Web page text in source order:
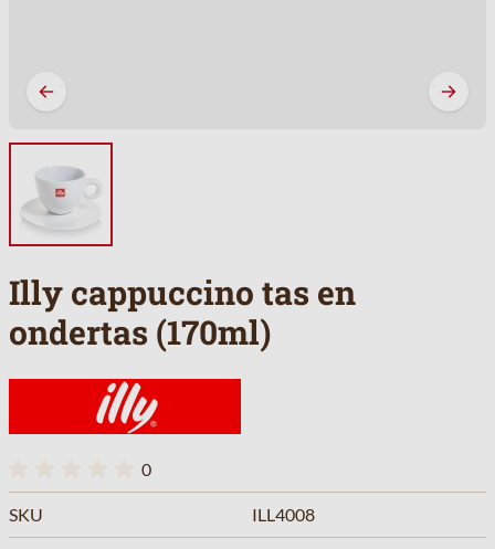
Illy cappuccino tas en
ondertas (170ml)
0
SKU ILL4008